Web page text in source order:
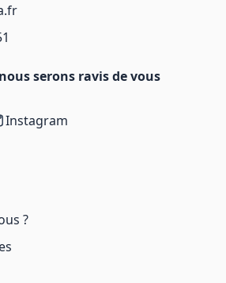
serons ravis de vous
Instagram
?